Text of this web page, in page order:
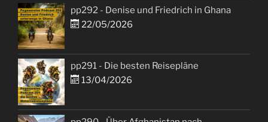
pp292 - Denise und Friedrich in Ghana
22/05/2026
pp291 - Die besten Reisepläne
13/04/2026